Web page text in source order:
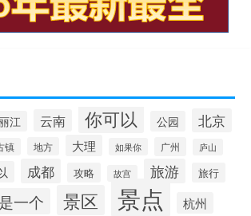
江 云南 你可以 公园 北京
镇 地方 大理 如果你 广州 庐山
成都 攻略 故宫 旅游 旅行
是一个 景区 景点 杭州